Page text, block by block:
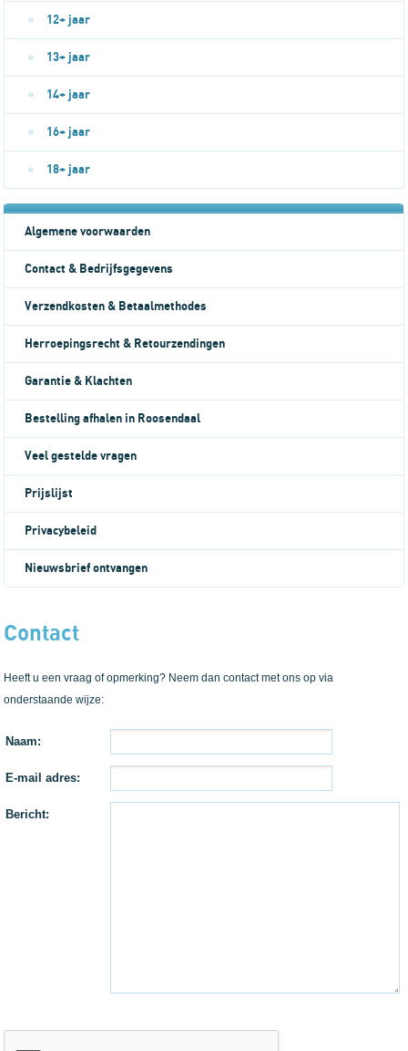
12+ jaar
13+ jaar
14+ jaar
16+ jaar
18+ jaar
Algemene voorwaarden
Contact & Bedrijfsgegevens
Verzendkosten & Betaalmethodes
Herroepingsrecht & Retourzendingen
Garantie & Klachten
Bestelling afhalen in Roosendaal
Veel gestelde vragen
Prijslijst
Privacybeleid
Nieuwsbrief ontvangen
Contact
Heeft u een vraag of opmerking? Neem dan contact met ons op via
onderstaande wijze:
Naam:
E-mail adres:
Bericht: